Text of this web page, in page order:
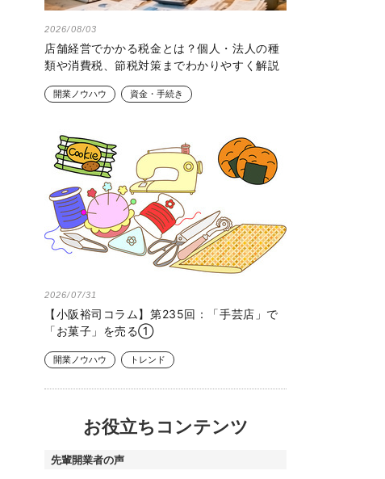
2026/08/03
店舗経営でかかる税金とは？個人・法人の種
類や消費税、節税対策までわかりやすく解説
開業ノウハウ 資金・手続き
2026/07/31
【小阪裕司コラム】第235回：「手芸店」で
「お菓子」を売る①
開業ノウハウ トレンド
お役立ちコンテンツ
先輩開業者の声